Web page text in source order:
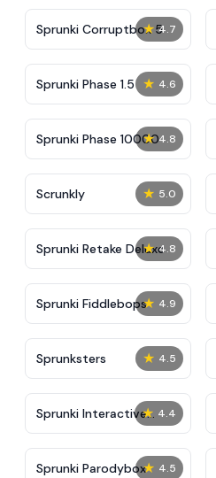
★ 4.7
Sprunki Corruptbox 5
★ 4.6
Sprunki Phase 1.5
★ 4.8
Sprunki Phase 10000
★ 5.0
Scrunkly
★ 4.8
Sprunki Retake Deluxe
★ 4.9
Sprunki Fiddlebops
★ 4.5
Sprunksters
★ 4.4
Sprunki Interactive
Tunner
★ 4.5
Sprunki Parodybox